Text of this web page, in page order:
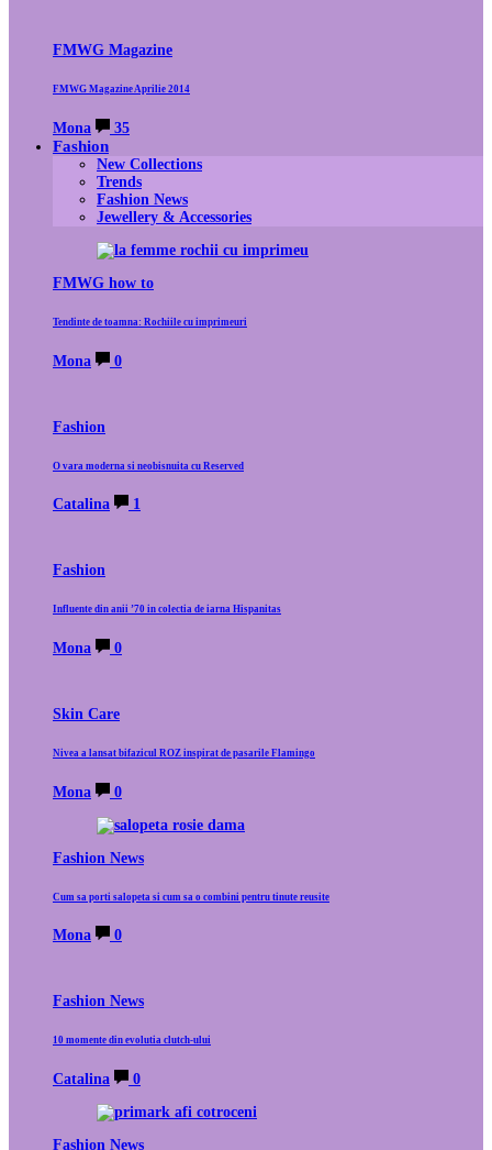
FMWG Magazine
FMWG Magazine Aprilie 2014
Mona 35
Fashion
New Collections
Trends
Fashion News
Jewellery & Accessories
FMWG how to
Tendinte de toamna: Rochiile cu imprimeuri
Mona 0
Fashion
O vara moderna si neobisnuita cu Reserved
Catalina 1
Fashion
Influente din anii ’70 in colectia de iarna Hispanitas
Mona 0
Skin Care
Nivea a lansat bifazicul ROZ inspirat de pasarile Flamingo
Mona 0
Fashion News
Cum sa porti salopeta si cum sa o combini pentru tinute reusite
Mona 0
Fashion News
10 momente din evolutia clutch-ului
Catalina 0
Fashion News